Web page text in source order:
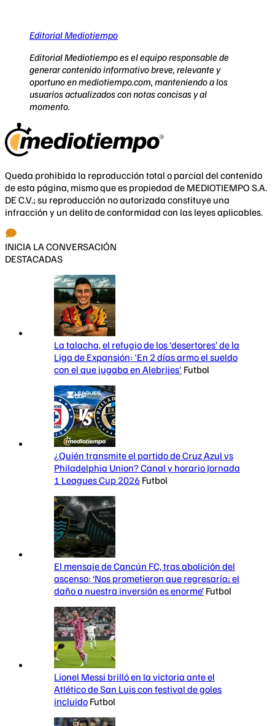
Editorial Mediotiempo
Editorial Mediotiempo es el equipo responsable de
generar contenido informativo breve, relevante y
oportuno en mediotiempo.com, manteniendo a los
usuarios actualizados con notas concisas y al
momento.
Queda prohibida la reproducción total o parcial del contenido
de esta página, mismo que es propiedad de MEDIOTIEMPO S.A.
DE C.V.; su reproducción no autorizada constituye una
infracción y un delito de conformidad con las leyes aplicables.
INICIA LA CONVERSACIÓN
DESTACADAS
La talacha, el refugio de los ‘desertores’ de la
Liga de Expansión: 'En 2 días armo el sueldo
con el que jugaba en Alebrijes' Futbol
¿Quién transmite el partido de Cruz Azul vs
Philadelphia Union? Canal y horario Jornada
1 Leagues Cup 2026 Futbol
El mensaje de Cancún FC, tras abolición del
ascenso: ‘Nos prometieron que regresaría; el
daño a nuestra inversión es enorme’ Futbol
Lionel Messi brilló en la victoria ante el
Atlético de San Luis con festival de goles
incluido Futbol